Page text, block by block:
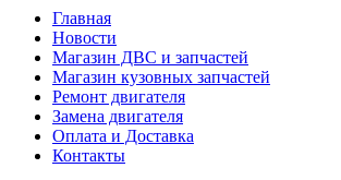
Главная
Новости
Магазин ДВС и запчастей
Магазин кузовных запчастей
Ремонт двигателя
Замена двигателя
Оплата и Доставка
Контакты